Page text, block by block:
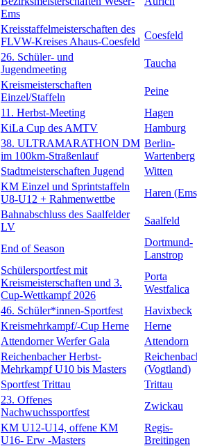
Ems
Kreisstaffelmeisterschaften des
FLVW-Kreises Ahaus-Coesfeld
Coesfeld
26. Schüler- und
Jugendmeeting
Taucha
Kreismeisterschaften
Einzel/Staffeln
Peine
11. Herbst-Meeting
Hagen
KiLa Cup des AMTV
Hamburg
38. ULTRAMARATHON DM
im 100km-Straßenlauf
Berlin-
Wartenberg
Stadtmeisterschaften Jugend
Witten
KM Einzel und Sprintstaffeln
U8-U12 + Rahmenwettbe
Haren
Bahnabschluss des Saalfelder
LV
Saalfeld
End of Season
Dortmund-
Lanstrop
Schülersportfest mit
Kreismeisterschaften und 3.
Cup-Wettkampf 2026
Porta
Westfalica
46. Schüler*innen-Sportfest
Havixbeck
Kreismehrkampf/-Cup Herne
Herne
Attendorner Werfer Gala
Attendorn
Reichenbacher Herbst-
Mehrkampf U10 bis Masters
(Vogtland)
Sportfest Trittau
Trittau
23. Offenes
Nachwuchssportfest
Zwickau
KM U12-U14, offene KM
U16- Erw -Masters
Regis-
Breitingen